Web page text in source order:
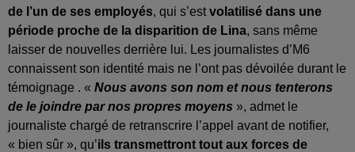
de l’un de ses employés, qui s’estvolatilisé dans une
période proche de la disparition de Lina, sans même
laisser de nouvelles derrière lui. Les journalistes d’M6
connaissent son identité mais ne l’ont pas dévoilée durant le
témoignage . « Nous avons son nom et nous tenterons
de le joindre par nos propres moyens », admet le
journaliste chargé de retranscrire l’appel avant de notifier,
« bien sûr », qu’ils transmettront tout aux forces de